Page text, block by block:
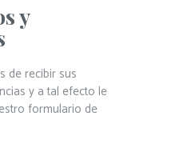
y
de recibir sus
y a tal efecto le
formulario de